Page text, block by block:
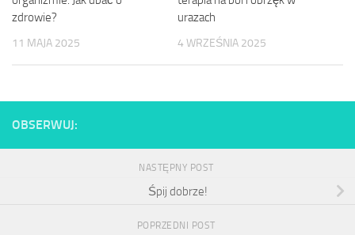
zdrowie?
11 MAJA 2025
urazach
4 WRZEŚNIA 2025
OBSERWUJ:
NASTĘPNY POST
Śpij dobrze!
POPRZEDNI POST